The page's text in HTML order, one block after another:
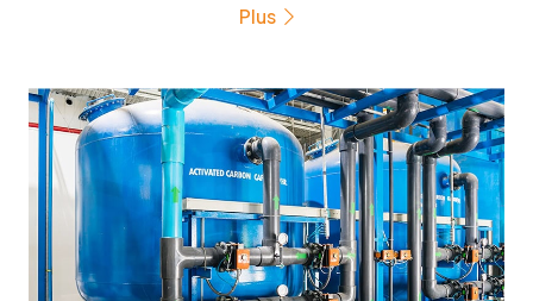
Plus